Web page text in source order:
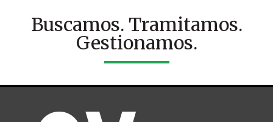
Buscamos. Tramitamos.
Gestionamos.